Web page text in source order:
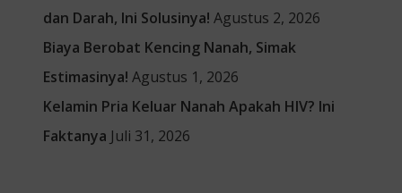
dan Darah, Ini Solusinya! Agustus 2, 2026
Biaya Berobat Kencing Nanah, Simak
Estimasinya! Agustus 1, 2026
Kelamin Pria Keluar Nanah Apakah HIV? Ini
Faktanya Juli 31, 2026